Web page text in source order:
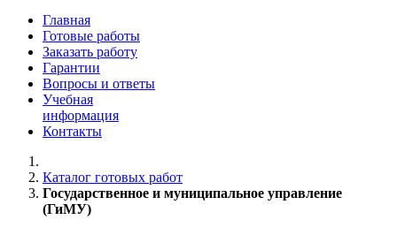
Главная
Готовые работы
Заказать работу
Гарантии
Вопросы и ответы
Учебная
информация
Контакты
Каталог готовых работ
Государственное и муниципальное управление
(ГиМУ)